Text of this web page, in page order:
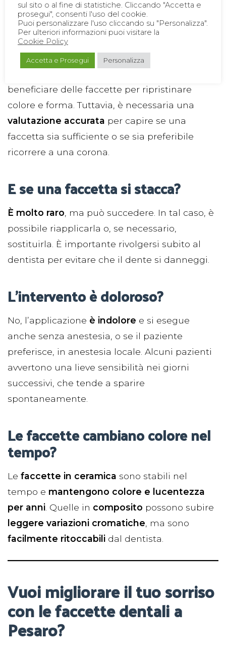
Posso fare le faccette se ho un
dente devitalizzato?
beneficiare delle faccette per ripristinare
colore e forma. Tuttavia, è necessaria una
valutazione accurata per capire se una
faccetta sia sufficiente o se sia preferibile
ricorrere a una corona.
E se una faccetta si stacca?
È molto raro , ma può succedere. In tal caso, è
possibile riapplicarla o, se necessario,
sostituirla. È importante rivolgersi subito al
dentista per evitare che il dente si danneggi.
L’intervento è doloroso?
No, l’applicazione è indolore e si esegue
anche senza anestesia, o se il paziente
preferisce, in anestesia locale. Alcuni pazienti
avvertono una lieve sensibilità nei giorni
successivi, che tende a sparire
spontaneamente.
Le faccette cambiano colore nel
tempo?
Le faccette in ceramica sono stabili nel
tempo e mantengono colore e lucentezza
per anni . Quelle in composito possono subire
leggere variazioni cromatiche , ma sono
facilmente ritoccabili dal dentista.
Vuoi migliorare il tuo sorriso
con le faccette dentali a
Pesaro?
sul sito o al fine di statistiche. Cliccando "Accetta e
prosegui", consenti l'uso del cookie.
Puoi personalizzare l'uso cliccando su "Personalizza".
Per ulteriori informazioni puoi visitare la
Cookie Policy
Accetta e Prosegui Personalizza